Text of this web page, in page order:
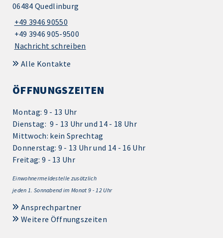
06484 Quedlinburg
+49 3946 90550
+49 3946 905-9500
Nachricht schreiben
Alle Kontakte
ÖFFNUNGSZEITEN
Montag: 9 - 13 Uhr
Dienstag: 9 - 13 Uhr und 14 - 18 Uhr
Mittwoch: kein Sprechtag
Donnerstag: 9 - 13 Uhr und 14 - 16 Uhr
Freitag: 9 - 13 Uhr
Einwohnermeldestelle zusätzlich
jeden 1. Sonnabend im Monat 9 - 12 Uhr
Ansprechpartner
Weitere Öffnungszeiten